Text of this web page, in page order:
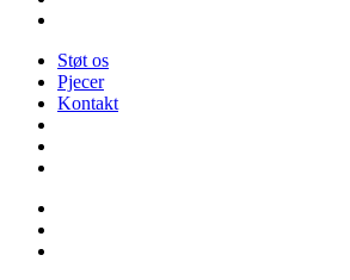
Støt os
Pjecer
Kontakt